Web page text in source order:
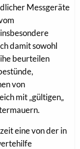
Messgeräte
damit sowohl
beurteilen
von
mit „gültigen„
eine von der in